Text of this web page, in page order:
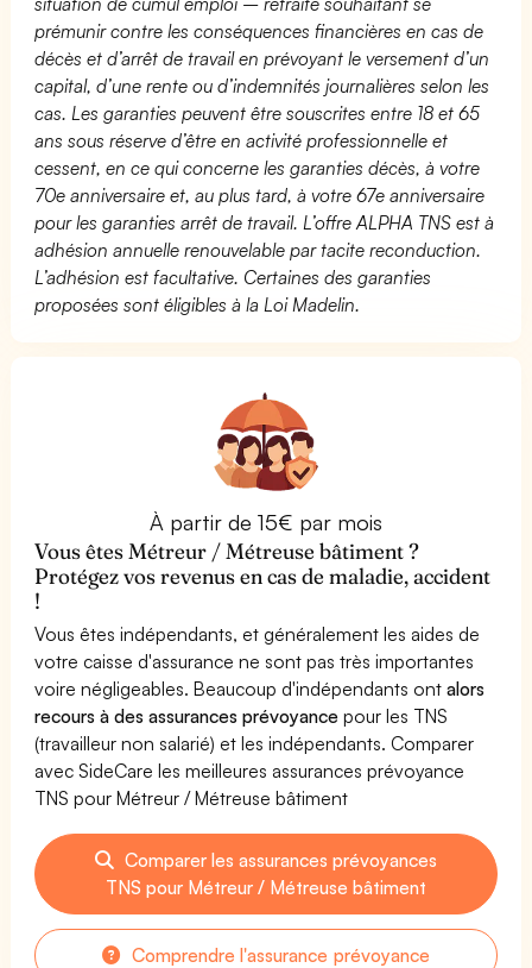
prémunir contre les conséquences financières en cas de
décès et d’arrêt de travail en prévoyant le versement d’un
capital, d’une rente ou d’indemnités journalières selon les
cas. Les garanties peuvent être souscrites entre 18 et 65
ans sous réserve d’être en activité professionnelle et
cessent, en ce qui concerne les garanties décès, à votre
70e anniversaire et, au plus tard, à votre 67e anniversaire
pour les garanties arrêt de travail. L’offre ALPHA TNS est à
adhésion annuelle renouvelable par tacite reconduction.
L’adhésion est facultative. Certaines des garanties
proposées sont éligibles à la Loi Madelin.
À partir de 15€ par mois
Vous êtes Métreur / Métreuse bâtiment ?
Protégez vos revenus en cas de maladie, accident
!
Vous êtes indépendants, et généralement les aides de
votre caisse d'assurance ne sont pas très importantes
voire négligeables. Beaucoup d'indépendants ontalors
recours à des assurances prévoyance pour les TNS
(travailleur non salarié) et les indépendants. Comparer
avec SideCare les meilleures assurances prévoyance
TNS pour Métreur / Métreuse bâtiment
Comparer les assurances prévoyances
TNS pour Métreur / Métreuse bâtiment
Comprendre l'assurance prévoyance